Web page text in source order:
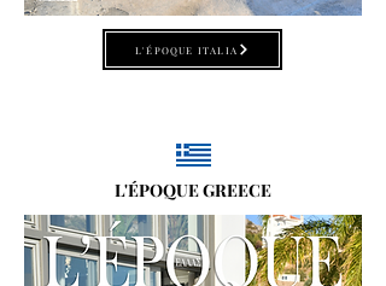
L'ÉPOQUE ITALIA
L'ÉPOQUE GREECE